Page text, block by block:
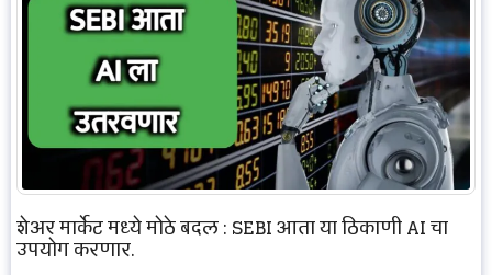
शेअर मार्केट मध्ये मोठे बदल : SEBI आता या ठिकाणी AI चा
उपयोग करणार.